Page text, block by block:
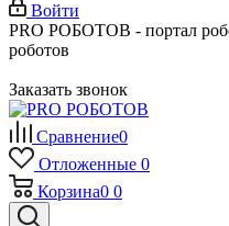
Войти
PRO РОБОТОВ - портал
роботов
Заказать звонок
Сравнение0
Отложенные 0
Корзина0 0